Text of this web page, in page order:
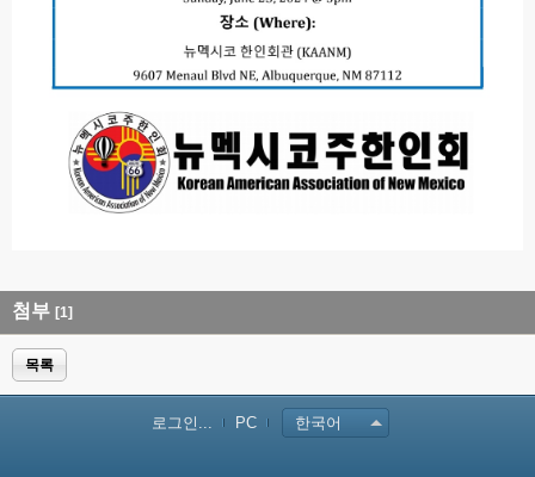
첨부 [1]
목록
로그인... PC 한국어